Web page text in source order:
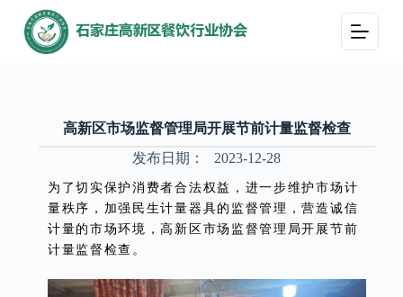
跳
过
高新区市场监督管理局开展节前计量监督检查
发布日期：
2023-12-28
为了切实保护消费者合法权益，进一步维护市场计
量秩序，加强民生计量器具的监督管理，营造诚信
计量的市场环境，高新区市场监督管理局开展节前
计量监督检查。